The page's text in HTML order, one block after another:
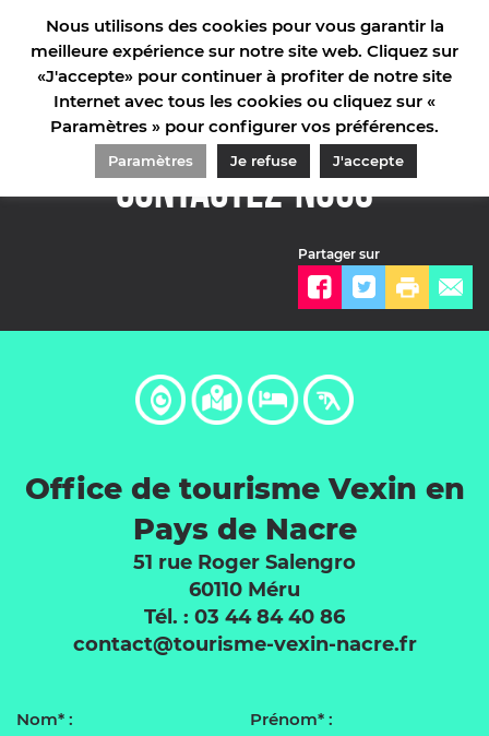
ACCUEIL/INFORMATIONS PRATIQUES/CONTACTEZ-NOUS
Contactez-nous
Partager sur
Office de tourisme Vexin en
Pays de Nacre
51 rue Roger Salengro
60110 Méru
Tél. : 03 44 84 40 86
contact@tourisme-vexin-nacre.fr
Nom* : Prénom* :
Nous utilisons des cookies pour vous garantir la
meilleure expérience sur notre site web. Cliquez sur
«J'accepte» pour continuer à profiter de notre site
Internet avec tous les cookies ou cliquez sur «
Paramètres » pour configurer vos préférences.
Paramètres Je refuse J'accepte